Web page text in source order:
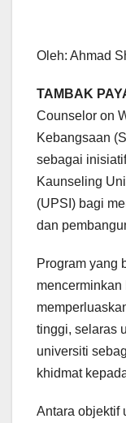
Oleh: Ahmad
TAMBAK
Counselor on
Kebangsaan
sebagai
Kaunseling
(UPSI) bagi
dan
Program yang
tinggi, selaras
universiti
khidmat
Antara objektif